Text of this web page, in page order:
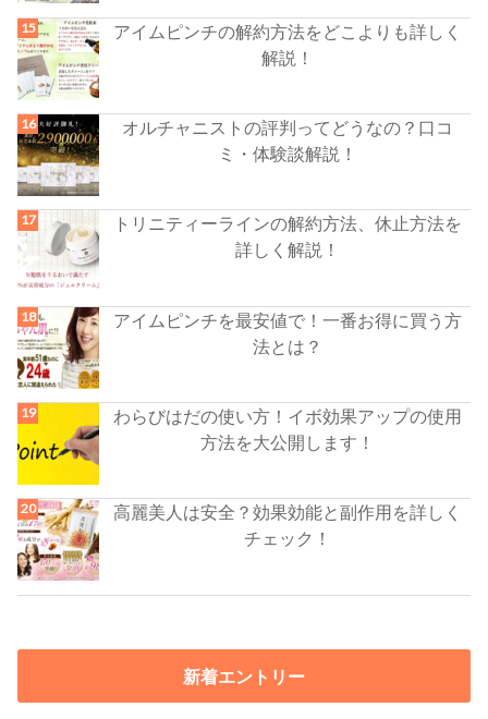
アイムピンチの解約方法をどこよりも詳しく
解説！
オルチャニストの評判ってどうなの？口コ
ミ・体験談解説！
トリニティーラインの解約方法、休止方法を
詳しく解説！
アイムピンチを最安値で！一番お得に買う方
法とは？
わらびはだの使い方！イボ効果アップの使用
方法を大公開します！
高麗美人は安全？効果効能と副作用を詳しく
チェック！
新着エントリー